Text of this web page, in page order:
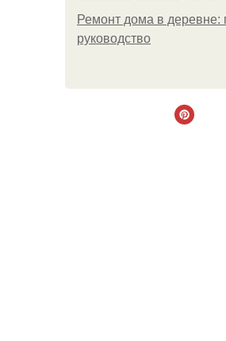
Ремонт дома в деревне:
руководство